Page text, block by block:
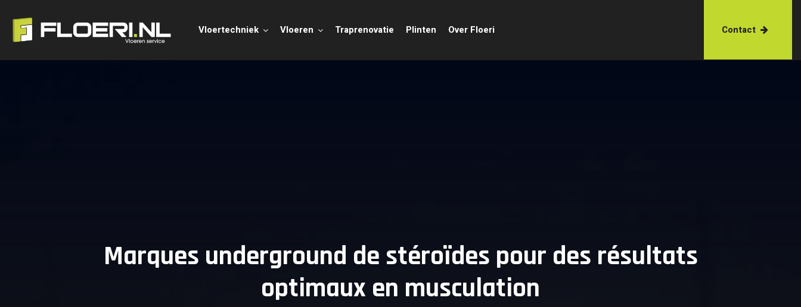
Vloertechniek Vloeren Traprenovatie Plinten Over Floeri Contact
Marques underground de stéroïdes pour des résultats
optimaux en musculation